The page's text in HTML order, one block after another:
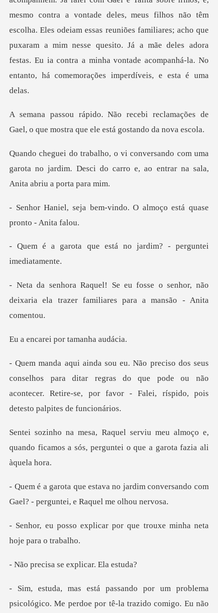
mesmo contra a vontade deles, meus filhos não têm
escolha. Eles odeiam
reclamações de
Gael, o que mostra
com uma
garota no jardim. Desci do carro e, ao
m-vindo. O almoço está qu
e está no jardim? - p
o senhor, não
deixaria ela trazer fam
ei por tama
para ditar regras do que pode ou não
acontecer. Retire-se, por
eu almoço e,
quando ficamos a sós, pergu
jardim conversando com
Gael? - pe
car por que trouxe minha
a se explicar
a
psicológico. Me perdoe por tê-la trazido comig